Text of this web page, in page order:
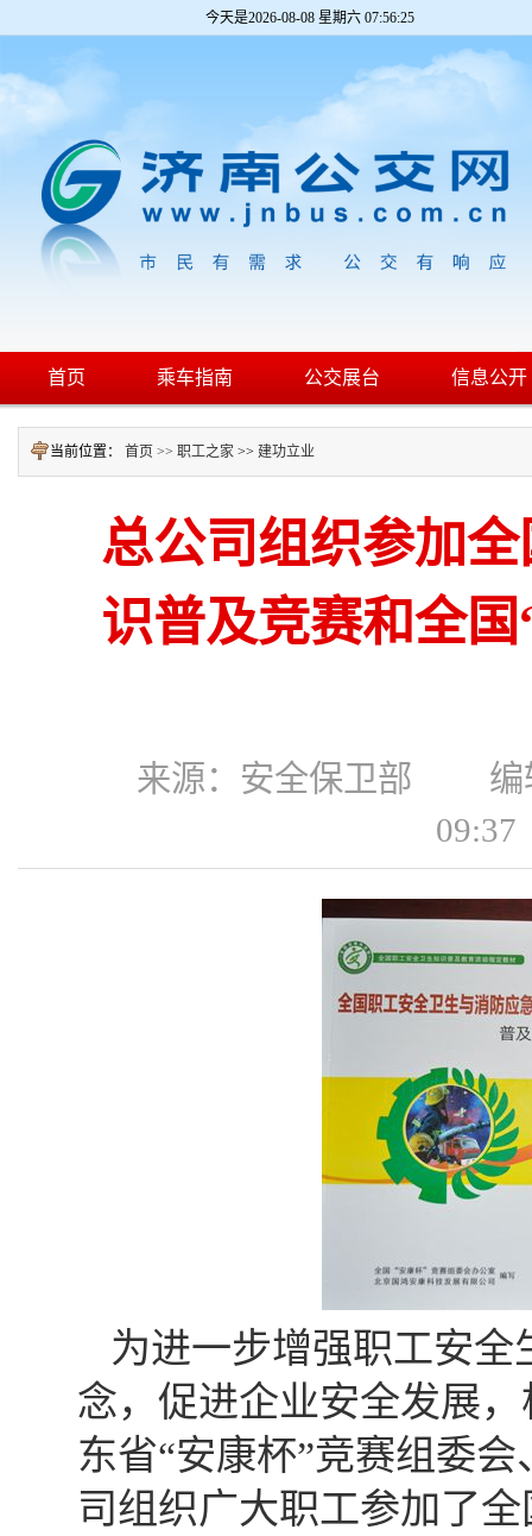
今天是2026-08-08 星期六 07:56:25
首页 乘车指南 公交展台 信息公开
当前位置： 首页 >> 职工之家 >> 建功立业
总公司组织参加
识普及竞赛和全
来源：安全保卫部 编
为进一步增强职工安
念，促进企业安全发展
东省“安康杯”竞赛组委
司组织广大职工参加了